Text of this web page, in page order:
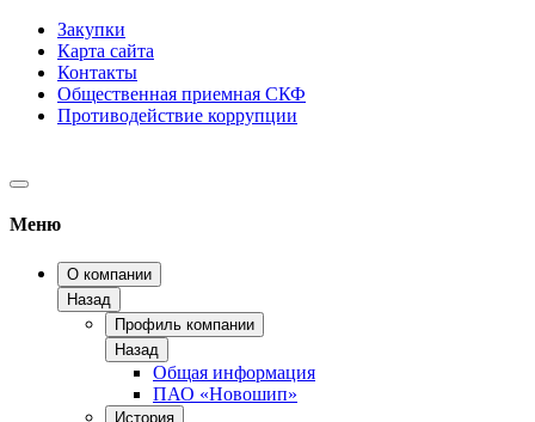
Закупки
Карта сайта
Контакты
Общественная приемная СКФ
Противодействие коррупции
Меню
О компании
Назад
Профиль компании
Назад
Общая информация
ПАО «Новошип»
История